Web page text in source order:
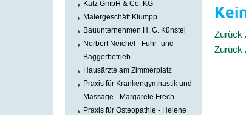
Katz GmbH & Co. KG
Malergeschäft Klumpp
Bauunternehmen H. G. Künstel
Norbert Neichel - Fuhr- und
Baggerbetrieb
Hausärzte am Zimmerplatz
Praxis für Krankengymnastik und
Massage - Margarete Frech
Praxis für Osteopathie - Helene
Zurück
Zurück